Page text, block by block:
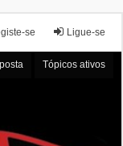
Ligue-se
se
Tópicos ativos